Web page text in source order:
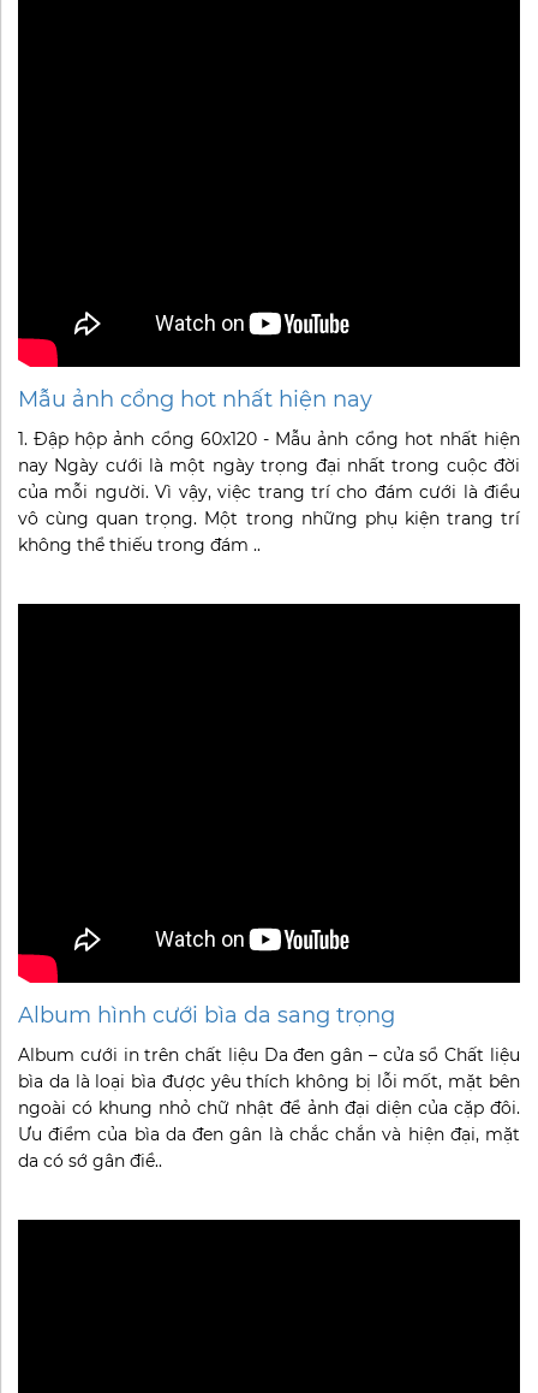
Mẫu ảnh cổng hot nhất hiện nay
1. Đập hộp ảnh cổng 60x120 - Mẫu ảnh cổng hot nhất hiện
nay Ngày cưới là một ngày trọng đại nhất trong cuộc đời
của mỗi người. Vì vậy, việc trang trí cho đám cưới là điều
vô cùng quan trọng. Một trong những phụ kiện trang trí
không thể thiếu trong đám ..
Album hình cưới bìa da sang trọng
Album cưới in trên chất liệu Da đen gân – cửa sổ Chất liệu
bìa da là loại bìa được yêu thích không bị lỗi mốt, mặt bên
ngoài có khung nhỏ chữ nhật để ảnh đại diện của cặp đôi.
Ưu điểm của bìa da đen gân là chắc chắn và hiện đại, mặt
da có sớ gân điề..